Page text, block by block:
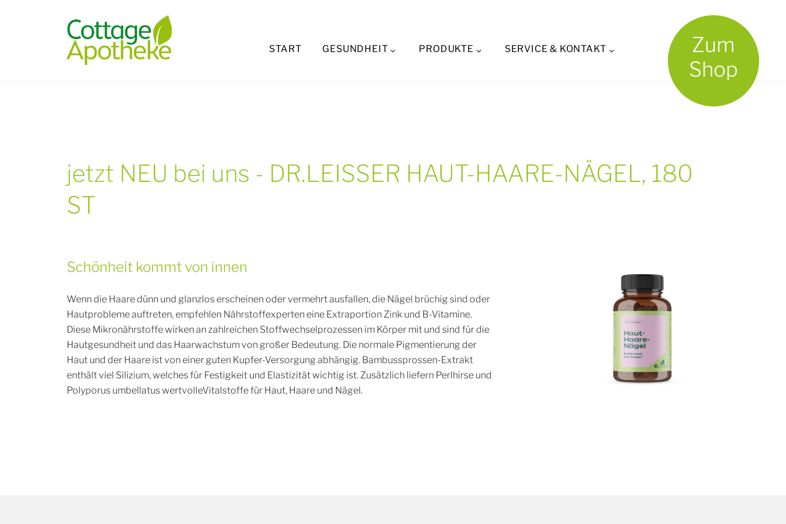
START GESUNDHEIT PRODUKTE SERVICE & KONTAKT
Zum
Shop
Aktuelles
jetzt NEU bei uns - DR.LEISSER HAUT-HAARE-NÄGEL, 180
ST
Schönheit kommt von innen
Wenn die Haare dünn und glanzlos erscheinen oder vermehrt ausfallen, die Nägel brüchig sind oder
Hautprobleme auftreten, empfehlen Nährstoffexperten eine Extraportion Zink und B-Vitamine.
Diese Mikronährstoffe wirken an zahlreichen Stoffwechselprozessen im Körper mit und sind für die
Hautgesundheit und das Haarwachstum von großer Bedeutung. Die normale Pigmentierung der
Haut und der Haare ist von einer guten Kupfer-Versorgung abhängig. Bambussprossen-Extrakt
enthält viel Silizium, welches für Festigkeit und Elastizität wichtig ist. Zusätzlich liefern Perlhirse und
Polyporus umbellatus wertvolleVitalstoffe für Haut, Haare und Nägel.